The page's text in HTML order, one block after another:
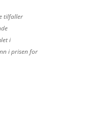
tilfaller
i
i prisen for